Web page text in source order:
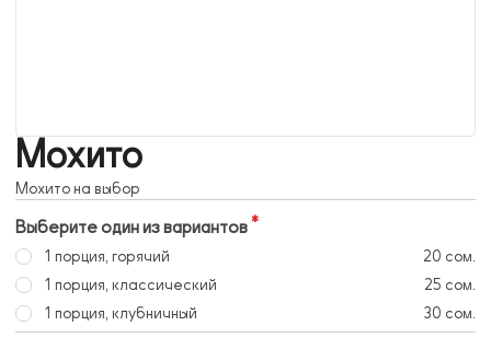
Мохито
Мохито на выбор
Выберите один из вариантов
1 порция, горячий
20 сом.
1 порция, классический
25 сом.
1 порция, клубничный
30 сом.